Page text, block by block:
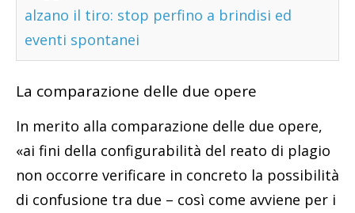
alzano il tiro: stop perfino a brindisi ed
eventi spontanei
La comparazione delle due opere
In merito alla comparazione delle due opere,
«ai fini della configurabilità del reato di plagio
non occorre verificare in concreto la possibilità
di confusione tra due – così come avviene per i